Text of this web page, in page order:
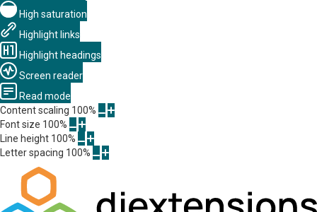
High saturation
Highlight links
Highlight headings
Screen reader
Read mode
Content scaling 100%
Font size 100%
Line height 100%
Letter spacing 100%